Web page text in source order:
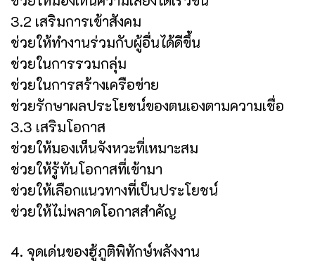
3.2 เสริมการเข้าสังคม
ช่วยให้ทำงานร่วมกับผู้อื่นได้ดีขึ้น
ช่วยในการรวมกลุ่ม
ช่วยในการสร้างเครือข่าย
ช่วยรักษาผลประโยชน์ของตนเองตามความเชื่อ
3.3 เสริมโอกาส
ช่วยให้มองเห็นจังหวะที่เหมาะสม
ช่วยให้รู้ทันโอกาสที่เข้ามา
ช่วยให้เลือกแนวทางที่เป็นประโยชน์
ช่วยให้ไม่พลาดโอกาสสำคัญ
4. จุดเด่นของฮู้ภูติพิทักษ์พลังงาน